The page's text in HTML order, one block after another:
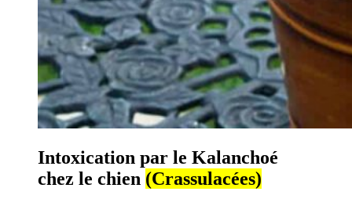
Intoxication par le Kalanchoé
chez le chien (Crassulacées)